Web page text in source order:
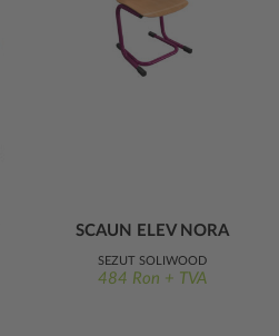
SCAUN ELEV NORA
ERGO
ȘEZUT SOLIWOOD
484 Ron + TVA